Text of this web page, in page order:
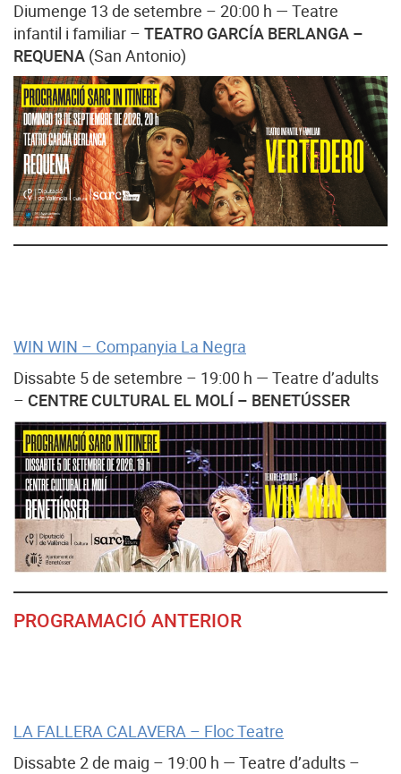
Diumenge 13 de setembre – 20:00 h — Teatre
infantil i familiar – TEATRO GARCÍA BERLANGA –
REQUENA (San Antonio)
WIN WIN – Companyia La Negra
Dissabte 5 de setembre – 19:00 h — Teatre d’adults
– CENTRE CULTURAL EL MOLÍ – BENETÚSSER
PROGRAMACIÓ ANTERIOR
LA FALLERA CALAVERA – Floc Teatre
Dissabte 2 de maig – 19:00 h — Teatre d’adults –